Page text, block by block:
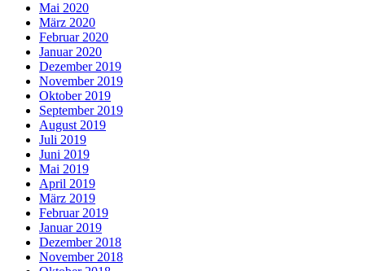
Mai 2020
März 2020
Februar 2020
Januar 2020
Dezember 2019
November 2019
Oktober 2019
September 2019
August 2019
Juli 2019
Juni 2019
Mai 2019
April 2019
März 2019
Februar 2019
Januar 2019
Dezember 2018
November 2018